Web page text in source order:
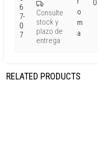
6
7-
0
7
Consulte
stock y
plazo de
entrega
o
m
a
0
RELATED PRODUCTS